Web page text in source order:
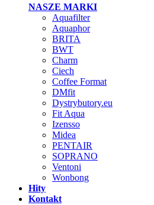
NASZE MARKI
Aquafilter
Aquaphor
BRITA
BWT
Charm
Ciech
Coffee Format
DMfit
Dystrybutory.eu
Fit Aqua
Izensso
Midea
PENTAIR
SOPRANO
Ventoni
Wonbong
Hity
Kontakt